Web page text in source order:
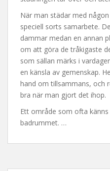
När man städar med
speciell sorts samarbete.
dammar medan en annan
om att göra de tråkigaste
som sällan märks i
en känsla av gemenskap.
hand om tillsammans, och
bra när man gjort det ihop.
Ett område som ofta
badrummet. …